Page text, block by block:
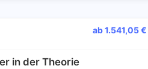
ab 1.541,05 €
in der Theorie